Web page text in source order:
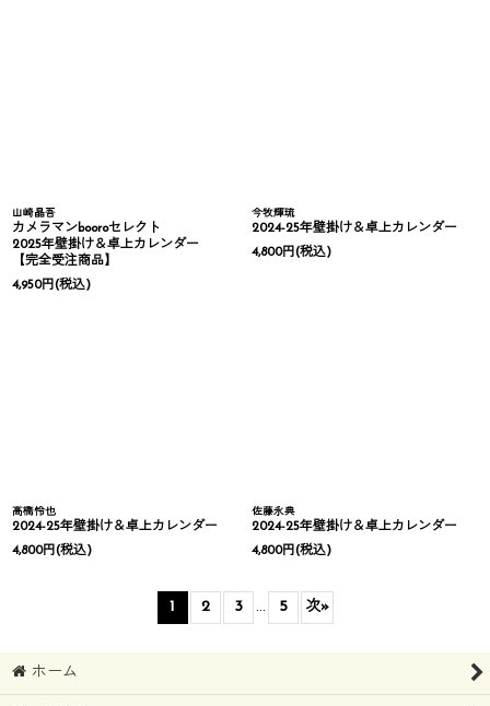
山崎晶吾
カメラマンbooroセレクト
2025年壁掛け＆卓上カレンダー
【完全受注商品】
4,950円(税込)
今牧輝琉
2024-25年壁掛け＆卓上カレンダー
4,800円(税込)
高橋怜也
2024-25年壁掛け＆卓上カレンダー
4,800円(税込)
佐藤永典
2024-25年壁掛け＆卓上カレンダー
4,800円(税込)
1 2 3 ... 5 次»
ホーム